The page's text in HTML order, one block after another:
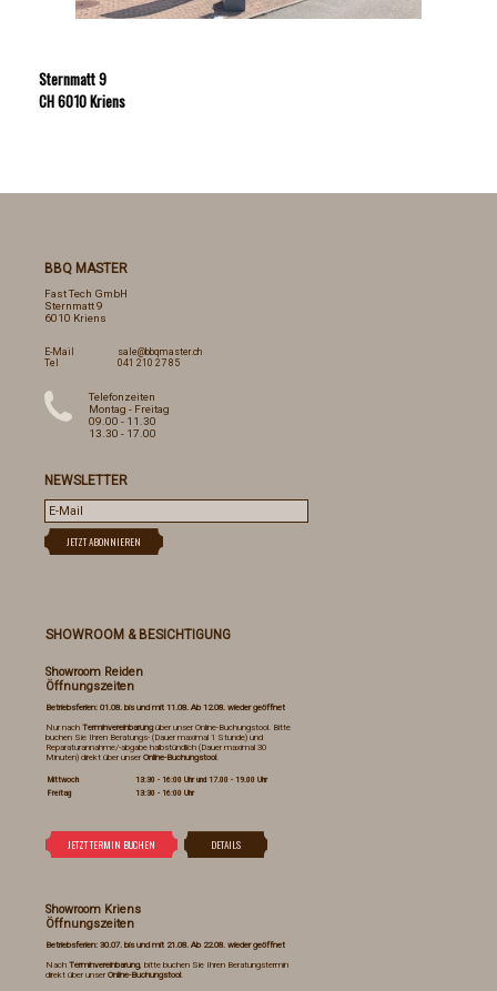
Sternmatt 9
CH 6010 Kriens
BBQ MASTER
Fast Tech GmbH
Sternmatt 9
6010 Kriens
E-Mail
sale@bbqmaster.ch
Tel
041 210 27 85
Telefonzeiten
Montag - Freitag
09.00 - 11.30
13.30 - 17.00
NEWSLETTER
SHOWROOM & BESICHTIGUNG
Showroom Reiden
Öffnungszeiten
Betriebsferien: 01.08. bis und mit 11.08. Ab 12.08. wieder geöffnet
Nur nach Terminvereinbarungüber unser Online-Buchungstool. Bitte
buchen Sie Ihren Beratungs- (Dauer maximal 1 Stunde) und
Reparaturannahme/-abgabe halbstündlich (Dauer maximal 30
Minuten) direkt über unser Online-Buchungstool.
Mittwoch
13:30 - 16:00 Uhr und 17.00 - 19.00 Uhr
Freitag
13:30 - 16:00 Uhr
Showroom Kriens
Öffnungszeiten
Betriebsferien: 30.07. bis und mit 21.08. Ab 22.08. wieder geöffnet
Nach Terminvereinbarung, bitte buchen Sie Ihren Beratungstermin
direkt über unser Online-Buchungstool.